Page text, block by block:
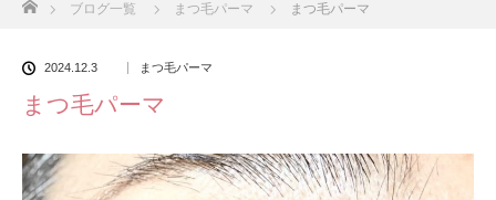
ブログ一覧 まつ毛パーマ まつ毛パーマ
2024.12.3 まつ毛パーマ
まつ毛パーマ